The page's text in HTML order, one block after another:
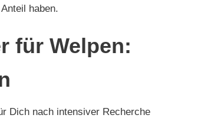
haben.
für Welpen:
Dich nach intensiver Recherche